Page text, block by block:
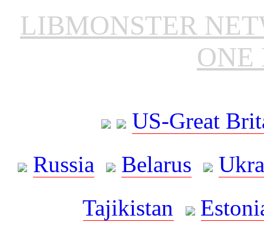
LIBMONSTER
ONE
US-Great
Russia
Belarus
Tajikistan